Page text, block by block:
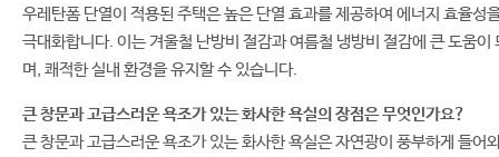
우레탄폼 단열이 적용된 주택은 높은 단열 효과를 제공하여 에너지 효율성
극대화합니다. 이는 겨울철 난방비 절감과 여름철 냉방비 절감에 큰 도움이
며, 쾌적한 실내 환경을 유지할 수 있습니다.
큰 창문과 고급스러운 욕조가 있는 화사한 욕실의 장점은 무엇인가요?
큰 창문과 고급스러운 욕조가 있는 화사한 욕실은 자연광이 풍부하게 들어